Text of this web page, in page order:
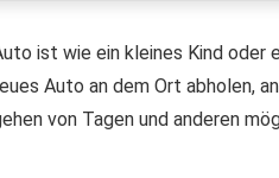
ist wie ein kleines Kind oder
Auto an dem Ort abholen,
von Tagen und anderen